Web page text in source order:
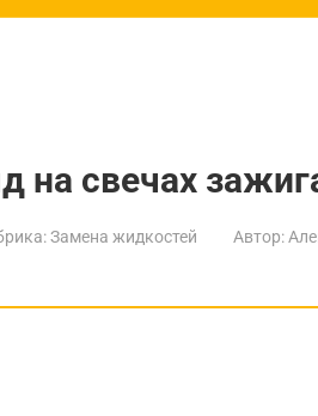
на свечах
Замена жидкостей Автор: